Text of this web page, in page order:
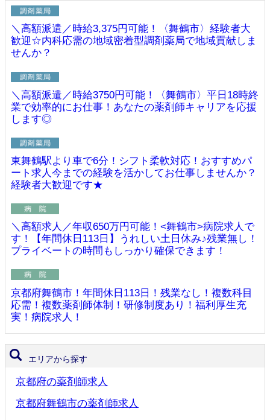
＼高額派遣／時給3,375円可能！〈舞鶴市〉経験者大
歓迎☆内科応需の地域密着型調剤薬局で地域貢献しま
せんか？
＼高額派遣／時給3750円可能！〈舞鶴市〉平日18時終
業で効率的にお仕事！あなたの薬剤師キャリアを応援
します◎
東舞鶴駅より車で6分！シフト柔軟対応！おすすめパ
ート求人今までの経験を活かしてお仕事しませんか？
経験者大歓迎です★
＼高額求人／年収650万円可能！<舞鶴市>病院求人で
す！【年間休日113日】うれしい土日休み♪残業無し！
プライベートの時間もしっかり確保できます！
京都府舞鶴市！年間休日113日！残業なし！複数科目
応需！複数薬剤師体制！研修制度あり！福利厚生充
実！病院求人！
エリアから探す
京都府の薬剤師求人
京都府舞鶴市の薬剤師求人